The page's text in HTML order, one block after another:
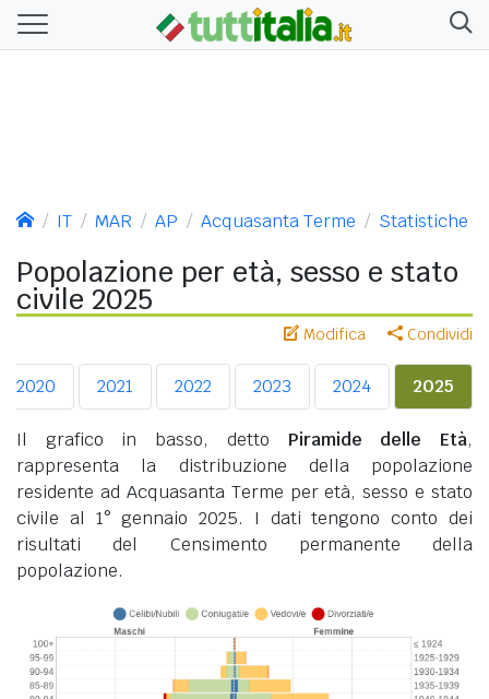
IT MAR AP Acquasanta Terme Statistiche
Popolazione per età, sesso e stato
civile 2025
Modifica Condividi
2020 2021 2022 2023 2024 2025
Il grafico in basso, detto Piramide delle Età,
rappresenta la distribuzione della popolazione
residente ad Acquasanta Terme per età, sesso e stato
civile al 1° gennaio 2025. I dati tengono conto dei
risultati del Censimento permanente della
popolazione.